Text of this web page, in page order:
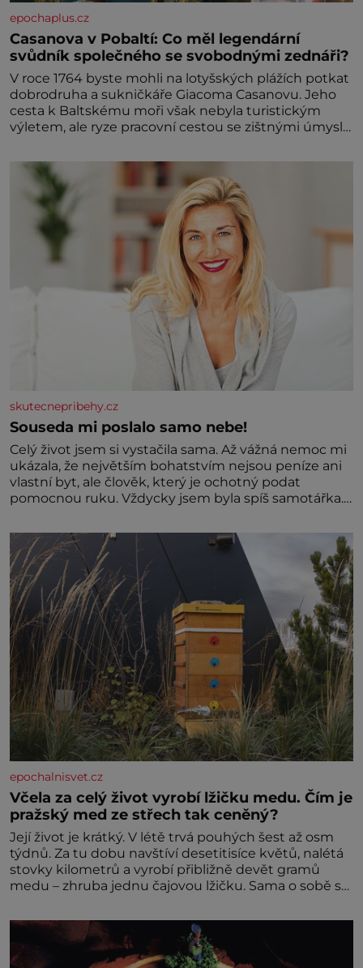
epochaplus.cz
Casanova v Pobaltí: Co měl legendární
svůdník společného se svobodnými zednáři?
V roce 1764 byste mohli na lotyšských plážích potkat
dobrodruha a sukničkáře Giacoma Casanovu. Jeho
cesta k Baltskému moři však nebyla turistickým
výletem, ale ryze pracovní cestou se zištnými úmysly.
procházel uličkami lotyšské Rigy? Casanova v Pobaltí
kontaktoval tamní zednářské lóže. Nebyl v této
oblasti žádným nováčkem, protože do zednářské
skutecnepribehy.cz
Souseda mi poslalo samo nebe!
Celý život jsem si vystačila sama. Až vážná nemoc mi
ukázala, že největším bohatstvím nejsou peníze ani
vlastní byt, ale člověk, který je ochotný podat
pomocnou ruku. Vždycky jsem byla spíš samotářka.
ani partnera. Stačily mi knihy, práce a hlavně klid.
Hned po studiích jsem odešla z rodného města,
epochalnisvet.cz
Včela za celý život vyrobí lžičku medu. Čím je
pražský med ze střech tak ceněný?
Její život je krátký. V létě trvá pouhých šest až osm
týdnů. Za tu dobu navštíví desetitisíce květů, nalétá
stovky kilometrů a vyrobí přibližně devět gramů
medu – zhruba jednu čajovou lžičku. Sama o sobě se
dalšími desítkami tisíc příslušnic svého včelstva,
vznikne jeden z nejdokonalejších organismů